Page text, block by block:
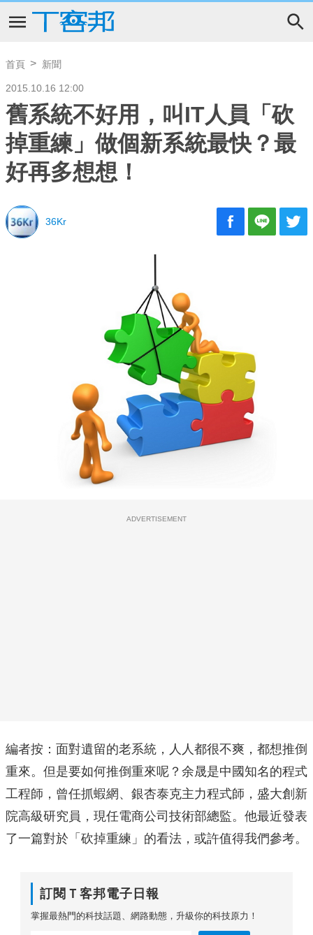
首頁 新聞
2015.10.16 12:00
舊系統不好用，叫IT人員「砍
掉重練」做個新系統最快？最
好再多想想！
36Kr
ADVERTISEMENT
編者按：面對遺留的老系統，人人都很不爽，都想推倒
重來。但是要如何推倒重來呢？余晟是中國知名的程式
工程師，曾任抓蝦網、銀杏泰克主力程式師，盛大創新
院高級研究員，現任電商公司技術部總監。他最近發表
了一篇對於「砍掉重練」的看法，或許值得我們參考。
訂閱Ｔ客邦電子日報
掌握最熱門的科技話題、網路動態，升級你的科技原力！